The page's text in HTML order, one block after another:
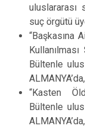
uluslararası
suç örgütü
“Başkasına
Kullanılması
Bültenle
ALMANYA’da,
“Kasten
Bültenle
ALMANYA’da,